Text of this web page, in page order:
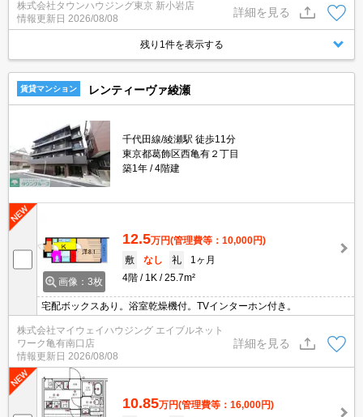
談くださいませ。
株式会社タウンハウジング東京 新小岩店
情報更新日 2026/08/08
詳細を見る
残り1件を表示する
賃貸マンション レンティーヴァ綾瀬
千代田線/綾瀬駅 徒歩11分
東京都葛飾区西亀有２丁目
築1年
4階建
画像：3枚
12.5万円(管理費等：10,000円)
敷
なし 礼
1ヶ月
4階
1K 25.7m²
宅配ボックスあり。浴室乾燥機付。TVインターホン付き。
株式会社マイウェイハウジング エイブルネット
ワーク亀有南口店
情報更新日 2026/08/08
詳細を見る
10.85万円(管理費等：16,000円)